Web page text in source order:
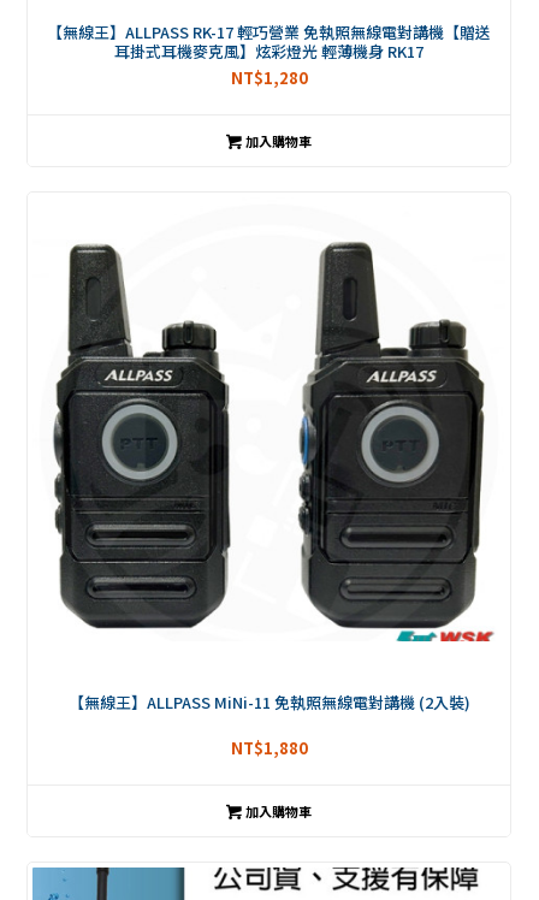
【無線王】ALLPASS RK-17 輕巧營業 免執照無線電對講機【贈送
耳掛式耳機麥克風】炫彩燈光 輕薄機身 RK17
NT$1,280
加入購物車
【無線王】ALLPASS MiNi-11 免執照無線電對講機 (2入裝)
NT$1,880
加入購物車